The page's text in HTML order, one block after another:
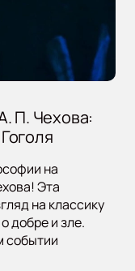
П. Чехова:
на
Эта
на классику
добре и зле.
событии